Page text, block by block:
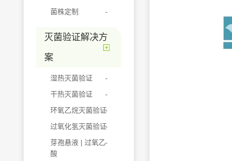
菌株定制
灭菌验证解决方
案
湿热灭菌验证
干热灭菌验证
环氧乙烷灭菌验证
过氧化氢灭菌验证
芽孢悬液 | 过氧乙
酸